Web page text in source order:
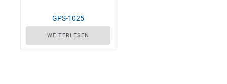
GPS-1025
WEITERLESEN